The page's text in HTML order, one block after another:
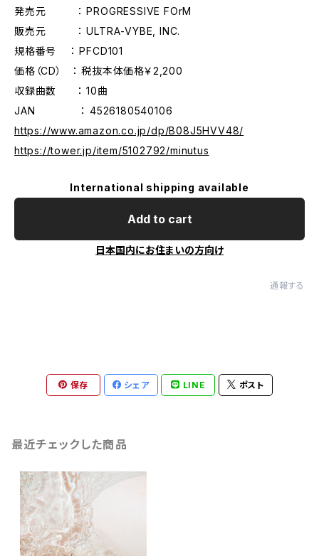
発売元 ： PROGRESSIVE FOrM
販売元 ： ULTRA-VYBE, INC.
規格番号 ： PFCD101
価格（CD） ： 税抜本体価格￥2,200
収録曲数 ： 10曲
JAN ： 4526180540106
https://www.amazon.co.jp/dp/B08J5HVV48/
https://tower.jp/item/5102792/minutus
International shipping available
Add to cart
日本国内にお住まいの方向け
通報する
保存 シェア LINE ポスト
最近チェックした商品